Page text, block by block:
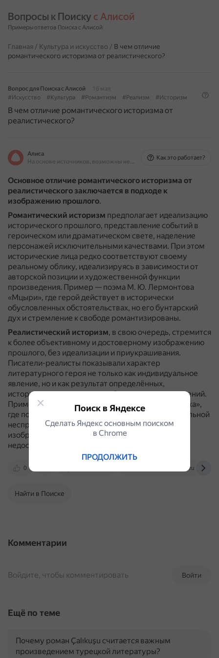
Вопросы к Поиску с Алисой
Примеры ответов Поиска с Алисой
Главная / Культура и искусство / В чем отличие
романтического историзма от реалистического?
Вопрос для Поиска с Алисой
16 мая
#Искусство
#Культура #Романтизм #Реализм #Историзм
В чем отличие романтического историзма от
реалистического?
Алиса
На основе источников, возможны неточности
Как это работает?
Основное отличие романтического историзма от
реалистического заключается в подходе к
изображению прошлого.
Романтический историзм предполагает идеализацию
исторического прошлого, представление событий в
героическом или драматическом свете, наделение
персонажей исключительными качествами. При этом
исторические лица редко соответствуют своему
реальному облику, идеализируясь в зависимости от
авторской позиции и художественной функции
произведения. Пример — поэма М. Ю. Лермонтова
«Мцыри», где герой действует в исторически
обусловленных обстоятельствах, но его бунтарский
дух и стремление к свободе романтизированы.
Реалистический историзм, в свою очередь, стремится
к более объективному и достоверному изображению
прошлого, без идеализации и приукрашивания.
Писатели-реалисты показывали характер
литературного героя не только как индивидуальное
явление, но и как результат определённых,
исторически сложившихся общественных отношений.
Пример — роман А. С. Пушкина «Капитанская дочка»,
где показана эпоха Пугачёвского бунта с её социальной
несправедливостью и жестокостью, а персонажи
изображены реалистично, с их достоинствами и
недостатками.
0 www.bolshoyvopros.ru
Найти в Поиске
Комментарии
Войти
Войдите, чтобы комментировать
Ещё по теме
Почему роман Çalıkuşu считается важным
произведением турецкой литературы?
Поиск в Яндексе
Сделать Яндекс основным поиском
в Сhrome
ПРОДОЛЖИТЬ